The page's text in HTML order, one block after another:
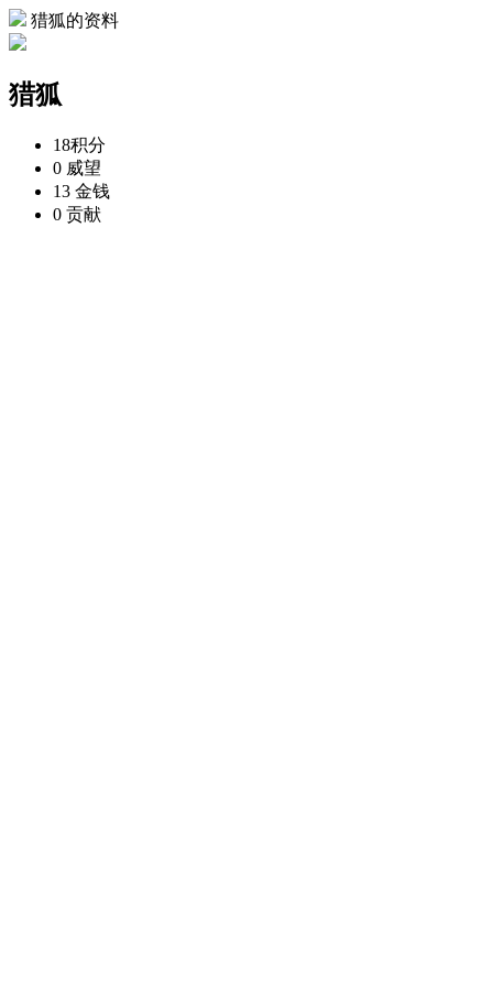
猎狐的资料
猎狐
18积分
0 威望
13 金钱
0 贡献